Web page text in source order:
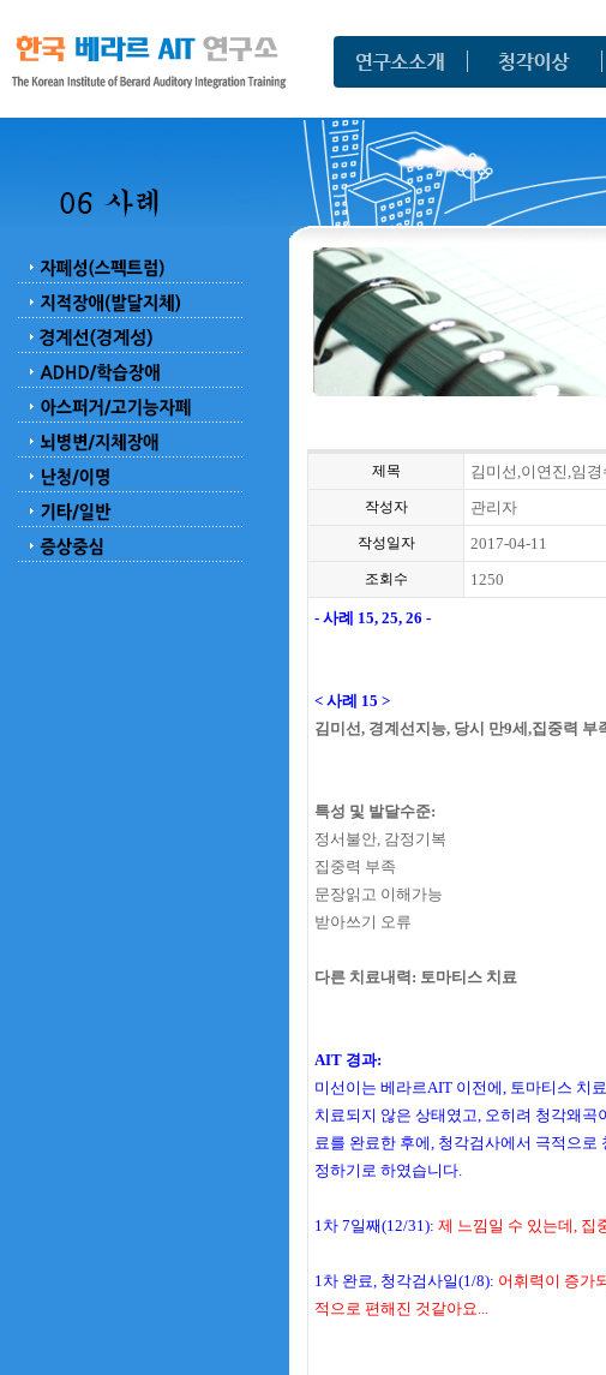
제목 김미선,이연진,임
작성자 관리자
작성일자 2017-04-11
조회수 1250
- 사례 15, 25, 26 -
< 사례 15 >
김미선, 경계선지능, 당시 만9세,집중력 부
특성 및 발달수준:
정서불안, 감정기복
집중력 부족
문장읽고 이해가능
받아쓰기 오류
다른 치료내력: 토마티스 치료
AIT 경과:
미선이는 베라르AIT 이전에, 토마티스 치
치료되지 않은 상태였고, 오히려 청각왜
료를 완료한 후에, 청각검사에서 극적으
정하기로 하였습니다.
1차 7일째(12/31): 제 느낌일 수 있는데, 집
1차 완료, 청각검사일(1/8): 어휘력이 증가
적으로 편해진 것같아요...